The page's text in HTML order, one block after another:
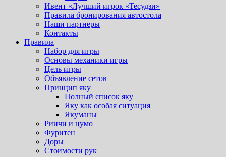
Ивент «Лучший игрок «Тесудзи»
Правила бронирования автостола
Наши партнеры
Контакты
Правила
Набор для игры
Основы механики игры
Цель игры
Объявление сетов
Принцип яку
Полный список яку
Яку как особая ситуация
Якуманы
Риичи и цумо
Фуритен
Доры
Стоимости рук